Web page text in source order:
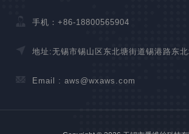
手机：+86-18800565904
地址:无锡市锡山区东北塘街道锡港路东
Email : aws@wxaws.com